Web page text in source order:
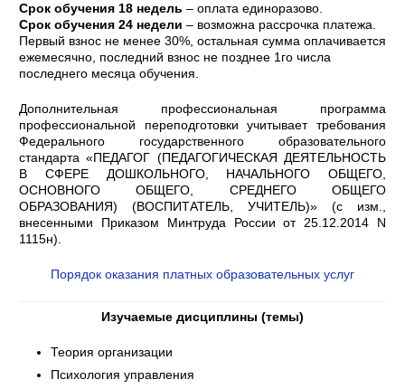
Срок обучения 18 недель – оплата единоразово.
Срок обучения 24 недели – возможна рассрочка платежа.
Первый взнос не менее 30%, остальная сумма оплачивается
ежемесячно, последний взнос не позднее 1го числа
последнего месяца обучения.
Дополнительная профессиональная программа
профессиональной переподготовки учитывает требования
Федерального государственного образовательного
стандарта «ПЕДАГОГ (ПЕДАГОГИЧЕСКАЯ ДЕЯТЕЛЬНОСТЬ
В СФЕРЕ ДОШКОЛЬНОГО, НАЧАЛЬНОГО ОБЩЕГО,
ОСНОВНОГО ОБЩЕГО, СРЕДНЕГО ОБЩЕГО
ОБРАЗОВАНИЯ) (ВОСПИТАТЕЛЬ, УЧИТЕЛЬ)» (с изм.,
внесенными Приказом Минтруда России от 25.12.2014 N
1115н).
Порядок оказания платных образовательных услуг
Изучаемые дисциплины (темы)
Теория организации
Психология управления